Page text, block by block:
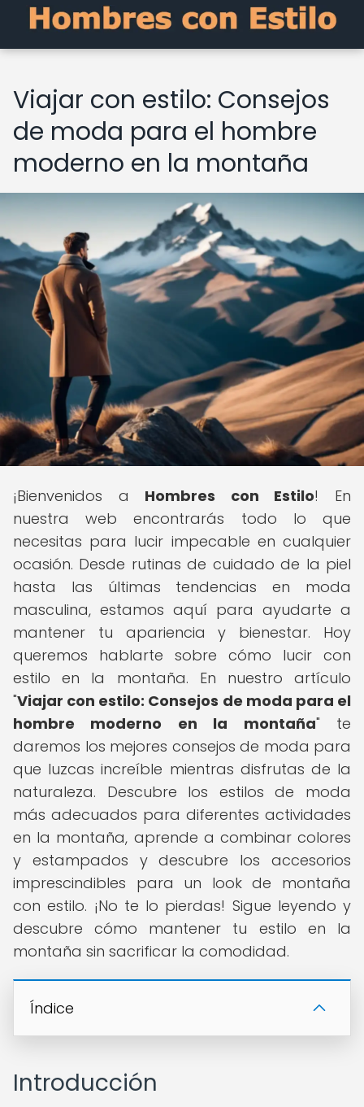
Viajar con estilo: Consejos
de moda para el hombre
moderno en la montaña
¡Bienvenidos a Hombres con Estilo! En
nuestra web encontrarás todo lo que
necesitas para lucir impecable en cualquier
ocasión. Desde rutinas de cuidado de la piel
hasta las últimas tendencias en moda
masculina, estamos aquí para ayudarte a
mantener tu apariencia y bienestar. Hoy
queremos hablarte sobre cómo lucir con
estilo en la montaña. En nuestro artículo
"Viajar con estilo: Consejos de moda para el
hombre moderno en la montaña" te
daremos los mejores consejos de moda para
que luzcas increíble mientras disfrutas de la
naturaleza. Descubre los estilos de moda
más adecuados para diferentes actividades
en la montaña, aprende a combinar colores
y estampados y descubre los accesorios
imprescindibles para un look de montaña
con estilo. ¡No te lo pierdas! Sigue leyendo y
descubre cómo mantener tu estilo en la
montaña sin sacrificar la comodidad.
Índice
Introducción